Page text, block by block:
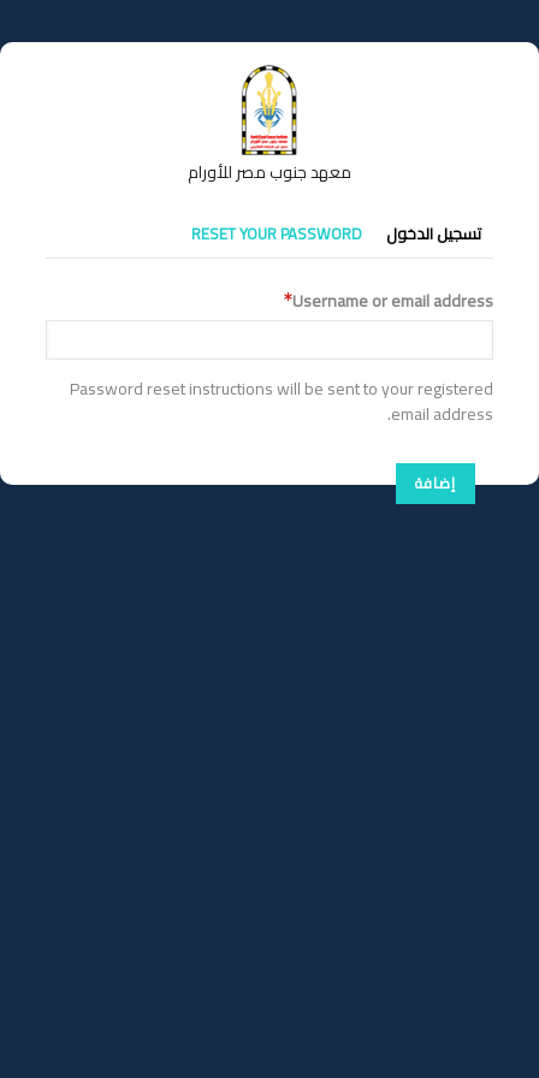
إلى
المحتوى
معهد جنوب مصر للأورام
التبويبات
الأساسية
تسجيل الدخول RESET YOUR PASSWORD
Username or email address
Password reset instructions will be sent to your registered
email address.